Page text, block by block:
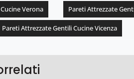
Verona Pareti Attrezzate
Pareti Attrezzate Gentili Cucine Vicenza